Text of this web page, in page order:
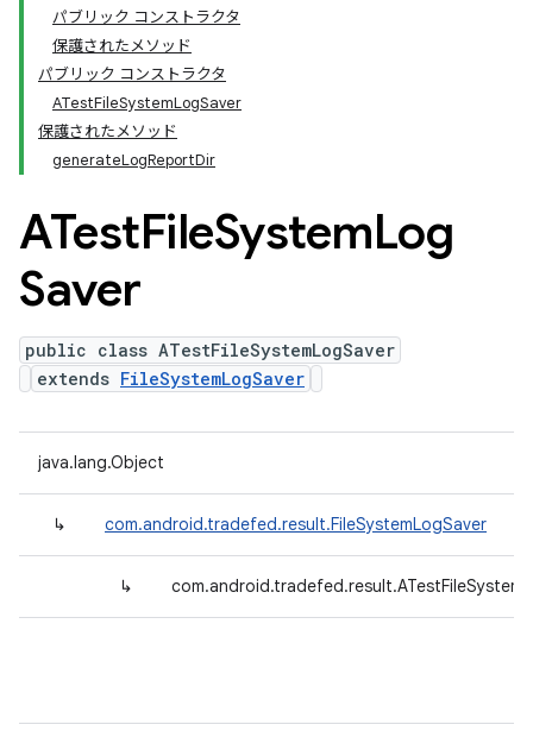
パブリック コンストラクタ
保護されたメソッド
パブリック コンストラクタ
ATestFileSystemLogSaver
保護されたメソッド
generateLogReportDir
ATestFileSystemLog
Saver
public class ATestFileSystemLogSaver
extends FileSystemLogSaver
java.lang.Object
↳ com.android.tradefed.result.FileSystemLogSaver
↳